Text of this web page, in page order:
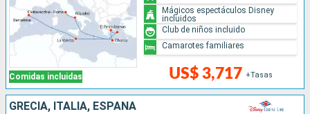
Comidas incluidas US$ 3,717 +Tasas
Mágicos espectáculos Disney
incluidos
Club de niños incluido
Camarotes familiares
GRECIA, ITALIA, ESPAÑA